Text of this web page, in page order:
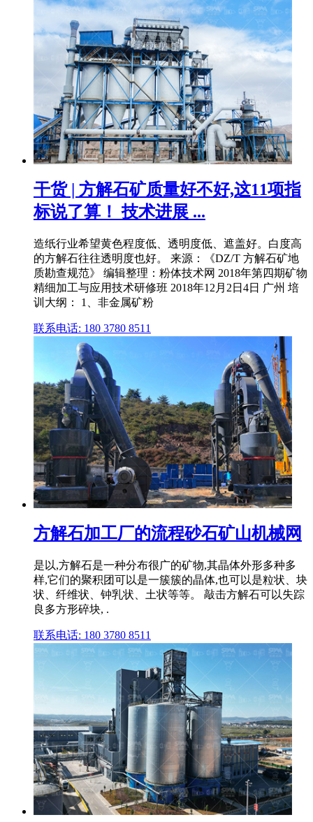
干货 | 方解石矿质量好不好,这11项指
标说了算！ 技术进展 ...
造纸行业希望黄色程度低、透明度低、遮盖好。白度高
的方解石往往透明度也好。 来源：《DZ/T 方解石矿地
质勘查规范》 编辑整理：粉体技术网 2018年第四期矿物
精细加工与应用技术研修班 2018年12月2日4日 广州 培
训大纲： 1、非金属矿粉
联系电话: 180 3780 8511
方解石加工厂的流程砂石矿山机械网
是以,方解石是一种分布很广的矿物,其晶体外形多种多
样,它们的聚积团可以是一簇簇的晶体,也可以是粒状、块
状、纤维状、钟乳状、土状等等。 敲击方解石可以失踪
良多方形碎块, .
联系电话: 180 3780 8511